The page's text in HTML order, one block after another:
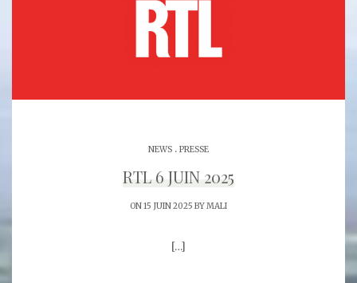
NEWS . PRESSE
RTL 6 JUIN 2025
ON 15 JUIN 2025 BYMALI
[…]